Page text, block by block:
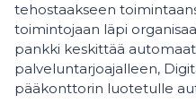
tehostaakseen
toimintojaan läpi
pankki keskittää
palveluntarjoajalleen,
pääkonttorin luotetulle